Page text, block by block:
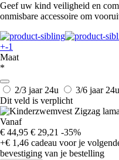
Geef uw kind veiligheid en
onmisbare accessoire om
+-1
Maat
*
2/3 jaar 24u 3/6 jaar 24u
Dit veld is verplicht
Vanaf
€ 44,95 € 29,21 -35%
+€ 1,46 cadeau voor je
bevestiging van je bestelling